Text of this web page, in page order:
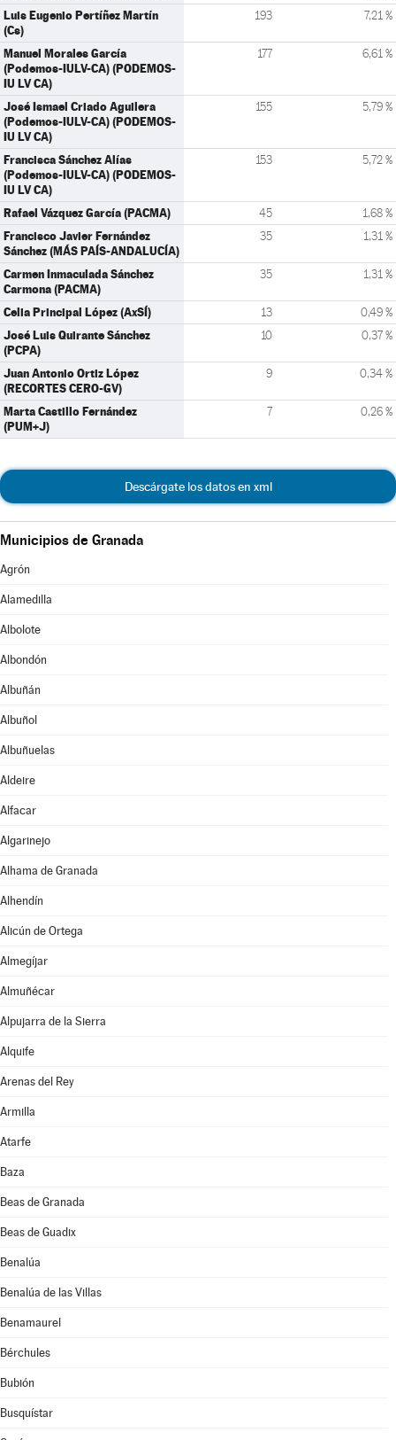
Luis Eugenio Pertíñez Martín
(Cs)
193 7,21 %
Manuel Morales García
(Podemos-IULV-CA) (PODEMOS-
IU LV CA)
177 6,61 %
José Ismael Criado Aguilera
(Podemos-IULV-CA) (PODEMOS-
IU LV CA)
155 5,79 %
Francisca Sánchez Alías
(Podemos-IULV-CA) (PODEMOS-
IU LV CA)
153 5,72 %
Rafael Vázquez García (PACMA) 45 1,68 %
Francisco Javier Fernández
Sánchez (MÁS PAÍS-ANDALUCÍA)
35 1,31 %
Carmen Inmaculada Sánchez
Carmona (PACMA)
35 1,31 %
Celia Principal López (AxSÍ) 13 0,49 %
José Luis Quirante Sánchez
(PCPA)
10 0,37 %
Juan Antonio Ortiz López
(RECORTES CERO-GV)
9 0,34 %
Marta Castillo Fernández
(PUM+J)
7 0,26 %
Descárgate los datos en xml
Municipios de Granada
Agrón
Alamedilla
Albolote
Albondón
Albuñán
Albuñol
Albuñuelas
Aldeire
Alfacar
Algarinejo
Alhama de Granada
Alhendín
Alicún de Ortega
Almegíjar
Almuñécar
Alpujarra de la Sierra
Alquife
Arenas del Rey
Armilla
Atarfe
Baza
Beas de Granada
Beas de Guadix
Benalúa
Benalúa de las Villas
Benamaurel
Bérchules
Bubión
Busquístar